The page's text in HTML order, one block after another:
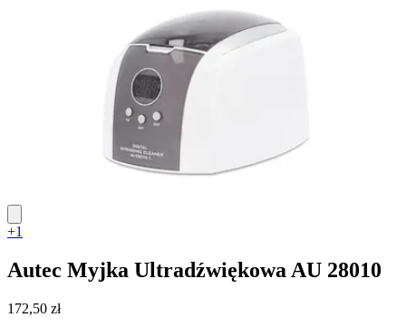
+1
Autec Myjka Ultradźwiękowa AU 28010
172,50 zł